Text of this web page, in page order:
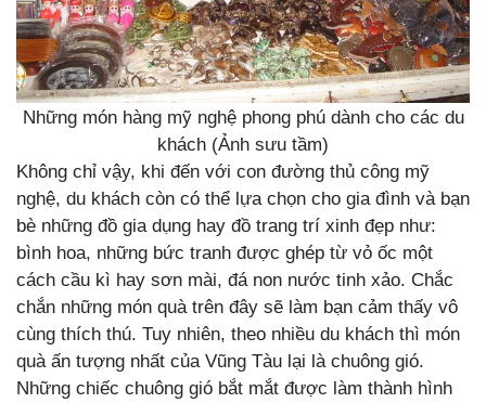
Những món hàng mỹ nghệ phong phú dành cho các du
khách (Ảnh sưu tầm)
Không chỉ vậy, khi đến với con đường thủ công mỹ
nghệ, du khách còn có thể lựa chọn cho gia đình và bạn
bè những đồ gia dụng hay đồ trang trí xinh đẹp như:
bình hoa, những bức tranh được ghép từ vỏ ốc một
cách cầu kì hay sơn mài, đá non nước tinh xảo. Chắc
chắn những món quà trên đây sẽ làm bạn cảm thấy vô
cùng thích thú. Tuy nhiên, theo nhiều du khách thì món
quà ấn tượng nhất của Vũng Tàu lại là chuông gió.
Những chiếc chuông gió bắt mắt được làm thành hình